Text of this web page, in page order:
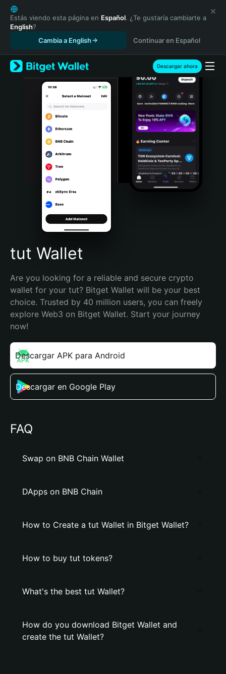
English
日本語
Tiếng Việt
Español (Latinoamérica)
Türkçe
Italiano
Português (Portugal)
Bahasa Indonesia
Português (Brasil)
Español (Argentina)
Estás viendo esta página en Español. ¿Te gustaría cambiarte a
English?
Cambia a English
Continuar en Español
Descargar ahora
tut Wallet
Are you looking for a reliable and secure crypto
wallet for your tut? Bitget Wallet will be your best
choice. Trusted by 40 million users, you can freely
explore Web3 on Bitget Wallet. Start your journey
now!
Descargar APK para Android
Descargar en Google Play
FAQ
Swap on BNB Chain Wallet
DApps on BNB Chain
How to Create a tut Wallet in Bitget Wallet?
How to buy tut tokens?
What's the best tut Wallet?
How do you download Bitget Wallet and
create the tut Wallet?